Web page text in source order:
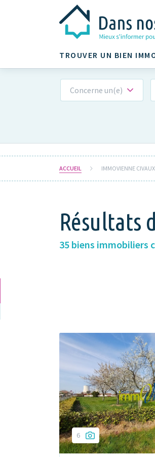
TROUVER UN BIEN
Concerne un(e)
ACCUEIL IMMOVIENNE CIVAUX
Résultats
35 biens immobiliers
6